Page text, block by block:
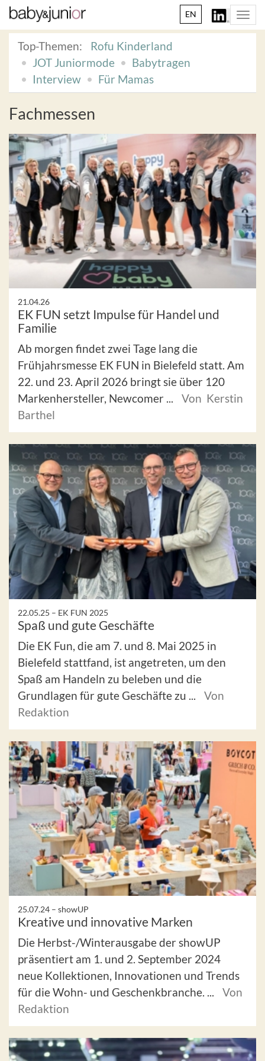
EN
Top-Themen:
Rofu Kinderland
JOT Juniormode
Babytragen
Interview
Für Mamas
Fachmessen
21.04.26
EK FUN setzt Impulse für Handel und
Familie
Ab morgen findet zwei Tage lang die
Frühjahrsmesse EK FUN in Bielefeld statt. Am
22. und 23. April 2026 bringt sie über 120
Markenhersteller, Newcomer ...
Von Kerstin
Barthel
22.05.25 – EK FUN 2025
Spaß und gute Geschäfte
Die EK Fun, die am 7. und 8. Mai 2025 in
Bielefeld stattfand, ist angetreten, um den
Spaß am Handeln zu beleben und die
Grundlagen für gute Geschäfte zu ...
Von
Redaktion
25.07.24 – showUP
Kreative und innovative Marken
Die Herbst-/Winterausgabe der showUP
präsentiert am 1. und 2. September 2024
neue Kollektionen, Innovationen und Trends
für die Wohn- und Geschenkbranche. ...
Von
Redaktion